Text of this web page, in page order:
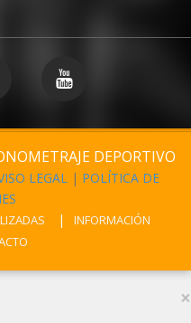
DEPORTIVO
LEGAL | POLÍTICA DE
INFORMACIÓN
×